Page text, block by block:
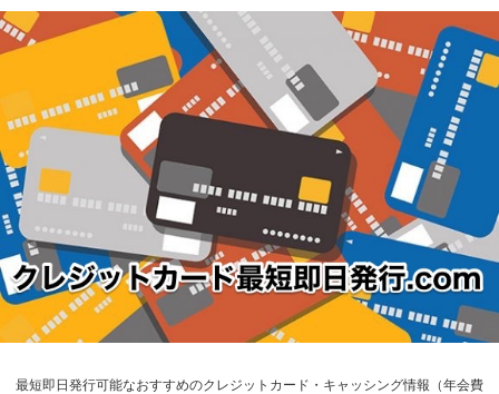
最短即日発行可能なおすすめのクレジットカード・キャッシング情報（年会費